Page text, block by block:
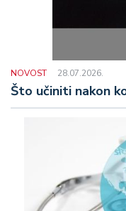
NOVOST 28.07.2026.
Što učiniti nakon